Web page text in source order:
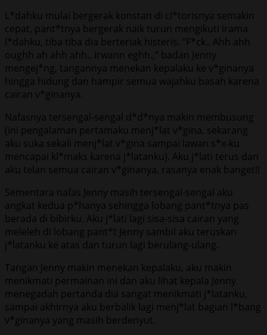
L*dahku mulai bergerak konstan di cl*torisnya semakin
cepat, pant*tnya bergerak naik turun mengikuti irama
l*dahku, tiba tiba dia berteriak histeris. “F*ck.. Ahh ahh
oughh ah ahh ahh.. Irwann eghh.,” badan Jenny
mengej*ng, tangannya menekan kepalaku ke v*ginanya
hingga hidung dan hampir semua wajahku basah karena
cairan v*ginanya.
Nafasnya tersengal-sengal d*d*nya makin membusung
(ini pengalaman pertamaku menj*lat v*gina, sekarang
aku suka sekali menj*lat v*gina sampai lawan s*x-ku
mencapai kl*maks karena j*latanku). Aku j*lati terus dan
aku telan semua cairan v*ginanya, rasanya enak banget!!
Sementara nafas Jenny masih tersengal-sengal aku
angkat kedua p*hanya sehingga lobang pant*tnya pas
berada di bibirku. Aku j*lati lagi sisa-sisa cairan yang
meleleh di lobang pant*t Jenny sambil aku teruskan
j*latanku ke atas dan turun lagi berulang-ulang.
Tangan Jenny makin menekan kepalaku, aku makin
menikmati permainan ini dan aku lihat kepala Jenny
menegadah pertanda dia sangat menikmati j*latanku,
sampai akhirnya aku berbalik lagi menj*lat bagian l*bang
v*ginanya yang masih berdenyut.